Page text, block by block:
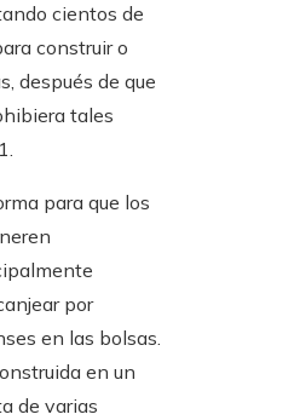
cientos de
construir o
después de que
tales
para que los
por
en las bolsas.
en un
de varias